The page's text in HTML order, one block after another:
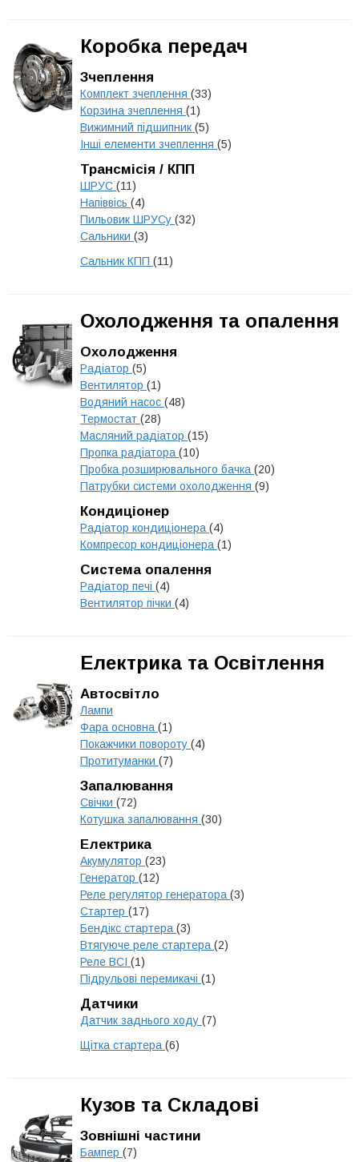
Коробка передач
Зчеплення
Комплект зчеплення (33)
Корзина зчеплення (1)
Вижимний підшипник (5)
Інші елементи зчеплення (5)
Трансмісія / КПП
ШРУС (11)
Напіввісь (4)
Пильовик ШРУСу (32)
Сальники (3)
Сальник КПП (11)
Охолодження та опалення
Охолодження
Радіатор (5)
Вентилятор (1)
Водяний насос (48)
Термостат (28)
Масляний радіатор (15)
Пропка радіатора (10)
Пробка розширювального бачка (20)
Патрубки системи охолодження (9)
Кондиціонер
Радіатор кондиціонера (4)
Компресор кондиціонера (1)
Система опалення
Радіатор печі (4)
Вентилятор пічки (4)
Електрика та Освітлення
Автосвітло
Лампи
Фара основна (1)
Покажчики повороту (4)
Протитуманки (7)
Запалювання
Свічки (72)
Котушка запалювання (30)
Електрика
Акумулятор (23)
Генератор (12)
Реле регулятор генератора (3)
Стартер (17)
Бендікс стартера (3)
Втягуюче реле стартера (2)
Реле ВСІ (1)
Підрульові перемикачі (1)
Датчики
Датчик заднього ходу (7)
Щітка стартера (6)
Кузов та Складові
Зовнішні частини
Бампер (7)